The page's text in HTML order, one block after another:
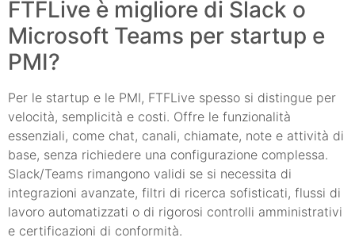
FTFLive è migliore di Slack o
Microsoft Teams per startup e
PMI?
Per le startup e le PMI, FTFLive spesso si distingue per
velocità, semplicità e costi. Offre le funzionalità
essenziali, come chat, canali, chiamate, note e attività di
base, senza richiedere una configurazione complessa.
Slack/Teams rimangono validi se si necessita di
integrazioni avanzate, filtri di ricerca sofisticati, flussi di
lavoro automatizzati o di rigorosi controlli amministrativi
e certificazioni di conformità.